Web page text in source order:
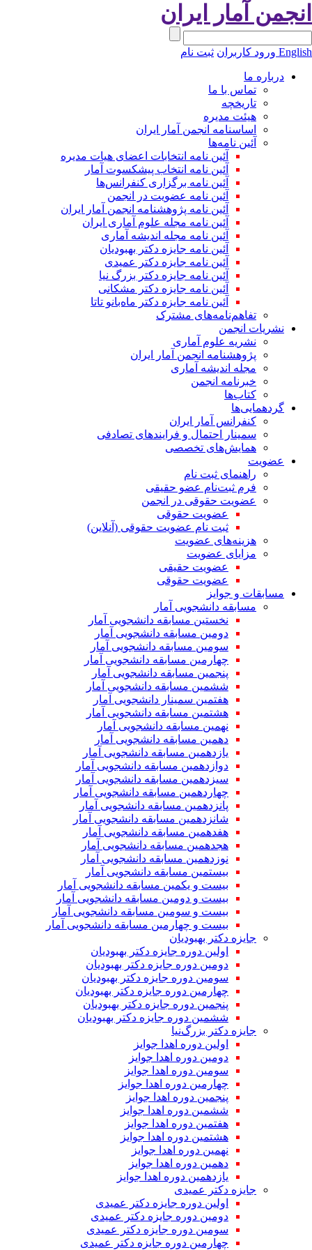
آمار ایران
ورود کاربران ثبت نام
درباره ما
تماس با ما
تاریخچه
هیئت مدیره
اساسنامه انجمن آمار ایران
آئین نامه‌ها
آئین نامه انتخابات اعضای هیات مدیره
آئین نامه انتخاب پیشکسوت آمار
آئین نامه برگزاری کنفرانس‌ها
آئین نامه عضویت در انجمن
آئین نامه پژوهشنامه انجمن آمار ایران
آئین نامه مجله علوم آماری ایران
آئین نامه مجله اندیشه آماری
آئین‌ نامه جایزه دکتر بهبودیان
آئین نامه جایزه دکتر عمیدی
آئین نامه جایزه دکتر بزرگ نیا
آئین نامه جایزه دکتر مشکانی
آئین نامه جایزه دکتر ماه‌بانو تاتا
تفاهم‌نامه‌های مشترک
نشریات انجمن
نشریه علوم آماری
پژوهشنامه انجمن آمار ایران
مجله اندیشه آماری
خبرنامه انجمن
کتاب‌ها
گردهمایی‌ها
کنفرانس آمار ایران
سمینار احتمال و فرایندهای تصادفی
همایش‌های تخصصی
عضویت
راهنمای ثبت نام
فرم ثبت‌نام عضو حقیقی
عضویت حقوقی در انجمن
عضویت حقوقی
ثبت نام عضویت حقوقی (آنلاین)
هزینه‌های عضویت
مزایای عضویت
عضویت حقیقی
عضویت حقوقی
مسابقات و جوایز
مسابقه دانشجویی آمار
نخستین مسابقه دانشجویی آمار
دومین مسابقه دانشجویی آمار
سومین مسابقه دانشجویی آمار
چهارمین مسابقه دانشجویی آمار
پنجمین مسابقه دانشجویی آمار
ششمین مسابقه دانشجویی آمار
هفتمین سمینار دانشجویی آمار
هشتمین مسابقه دانشجویی آمار
نهمین مسابقه دانشجویی آمار
دهمین مسابقه دانشجویی آمار
یازدهمین مسابقه دانشجویی آمار
دوازدهمین مسابقه دانشجویی آمار
سیزدهمین مسابقه دانشجویی آمار
چهاردهمین مسابقه دانشجویی آمار
پانزدهمین مسابقه دانشجویی آمار
شانزدهمین مسابقه دانشجویی آمار
هفدهمین مسابقه دانشجویی آمار
هجدهمین مسابقه دانشجویی آمار
نوزدهمین مسابقه دانشجویی آمار
بیستمین مسابقه دانشجویی آمار
بیست و یکمین مسابقه دانشجویی آمار
بیست و دومین مسابقه دانشجویی آمار
بیست و سومین مسابقه دانشجویی آمار
بیست و چهارمین مسابقه دانشجویی آمار
جایزه دکتر بهبودیان
اولین دوره جایزه دکتر بهبودیان
دومین دوره جایزه دکتر بهبودیان
سومین دوره جایزه دکتر بهبودیان
چهارمین دوره جایزه دکتر بهبودیان
پنجمین دوره جایزه دکتر بهبودیان
ششمین دوره جایزه دکتر بهبودیان
جایزه دکتر بزرگ‌نیا
اولین دوره اهدا جوایز
دومین دوره اهدا جوایز
سومین دوره اهدا جوایز
چهارمین دوره اهدا جوایز
پنجمین دوره اهدا جوایز
ششمین دوره اهدا جوایز
هفتمین دوره اهدا جوایز
هشتمین دوره اهدا جوایز
نهمین دوره اهدا جوایز
دهمین دوره اهدا جوایز
یازدهمین دوره اهدا جوایز
جایزه دکتر عمیدی
اولین دوره جایزه دکتر عمیدی
دومین دوره جایزه دکتر عمیدی
سومین دوره جایزه دکتر عمیدی
چهارمین دوره جایزه دکتر عمیدی